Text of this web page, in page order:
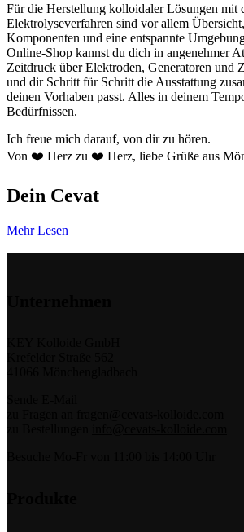
Für die Herstellung kolloidaler Lösungen mit
Elektrolyseverfahren sind vor allem
Komponenten und eine entspannte
Online-Shop kannst du dich in angenehmer
Zeitdruck über Elektroden, Generatoren und
und dir Schritt für Schritt die Ausstattung
deinen Vorhaben passt. Alles in deinem
Bedürfnissen.
Ich freue mich darauf, von dir zu hören.
Von ❤️ Herz zu ❤️ Herz, liebe Grüße aus
Dein Cevat
Mehr Lesen